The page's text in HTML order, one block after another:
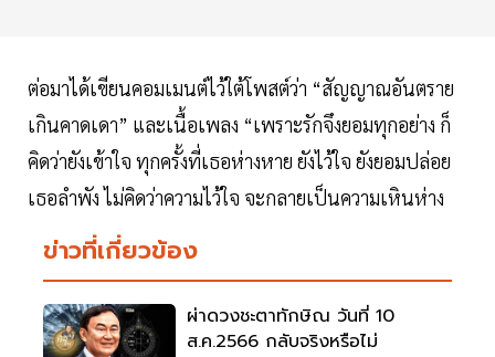
ต่อมาได้เขียนคอมเมนต์ไว้ใต้โพสต์ว่า “สัญญาณอันตราย
เกินคาดเดา” และเนื้อเพลง “เพราะรักจึงยอมทุกอย่าง ก็
คิดว่ายังเข้าใจ ทุกครั้งที่เธอห่างหาย ยังไว้ใจ ยังยอมปล่อย
เธอลำพัง ไม่คิดว่าความไว้ใจ จะกลายเป็นความเหินห่าง
ข่าวที่เกี่ยวข้อง
ผ่าดวงชะตาทักษิณ วันที่ 10
ส.ค.2566 กลับจริงหรือไม่